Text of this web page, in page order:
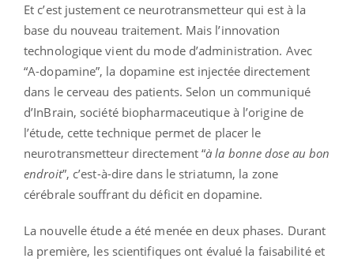
Et c’est justement ce neurotransmetteur qui est à la
base du nouveau traitement. Mais l’innovation
technologique vient du mode d’administration. Avec
“A-dopamine”, la dopamine est injectée directement
dans le cerveau des patients. Selon un communiqué
d’InBrain, société biopharmaceutique à l’origine de
l’étude, cette technique permet de placer le
neurotransmetteur directement “à la bonne dose au bon
endroit”, c’est-à-dire dans le striatumn, la zone
cérébrale souffrant du déficit en dopamine.
La nouvelle étude a été menée en deux phases. Durant
la première, les scientifiques ont évalué la faisabilité et